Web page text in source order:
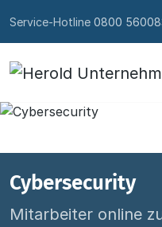
Service-Hotline 0800
Cybersecurity
Mitarbeiter online